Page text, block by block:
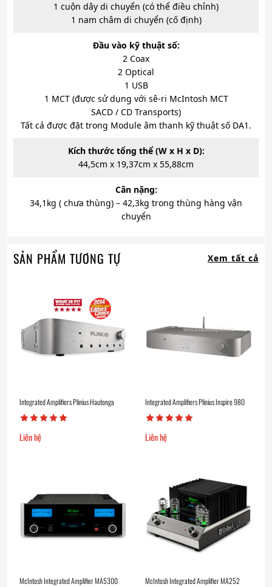
1 cuộn dây di chuyển (có thể điều chỉnh)
1 nam châm di chuyển (cố định)
Đầu vào kỹ thuật số:
2 Coax
2 Optical
1 USB
1 MCT (được sử dụng với sê-ri McIntosh MCT
SACD / CD Transports)
Tất cả được đặt trong Module âm thanh kỹ thuật số DA1.
Kích thước tổng thể (W x H x D):
44,5cm x 19,37cm x 55,88cm
Cân nặng:
34,1kg ( chưa thùng) – 42,3kg trong thùng hàng vận
chuyển
SẢN PHẨM TƯƠNG TỰ Xem tất cả
Integrated Amplifiers Plinius Hautonga
Liên hệ
Integrated Amplifiers Plinius Inspire 980
Liên hệ
McIntosh Integrated Amplifier MA5300 McIntosh Integrated Amplifier MA252